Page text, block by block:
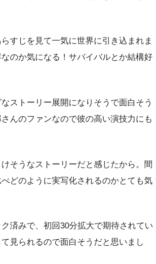
すじを見て一気に世界に引き込まれま
のか気になる！サバイバルとか結構好
ストーリー展開になりそうで面白そう
んのファンなので彼の高い演技力にも
そうなストーリーだと感じたから。間
どのように実写化されるのかとても気
済みで、初回30分拡大で期待されてい
見られるので面白そうだと思いまし